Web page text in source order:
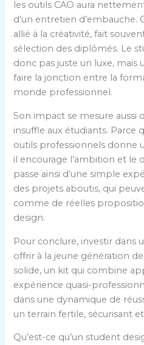
les outils CAO aura
d’un entretien d’embauche.
allié à la créativité, fait
sélection des diplômés. Le
donc pas juste un luxe, mais
faire la jonction entre la
monde professionnel.
Son impact se mesure aussi
insuffle aux étudiants. Parce
outils professionnels donne
il encourage l’ambition et le
passe ainsi d’une simple
des projets aboutis, qui
comme de réelles
design.
Pour conclure, investir dans
offrir à la jeune génération
solide, un kit qui combine
expérience quasi-
dans une dynamique de
un terrain fertile, sécurisant
Qu’est-ce qu’un student